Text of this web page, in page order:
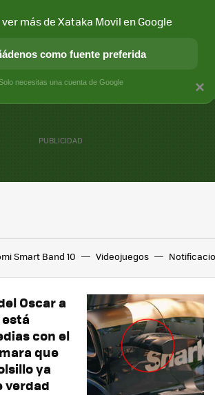
MÓVIL Y SOCIEDAD APLICACIONES
Smart Band 10 Videojuegos
Oscar a
con el
que
ya
verdad
×
más de Xataka Movil en Google
como fuente preferida
necesitas una cuenta de Google